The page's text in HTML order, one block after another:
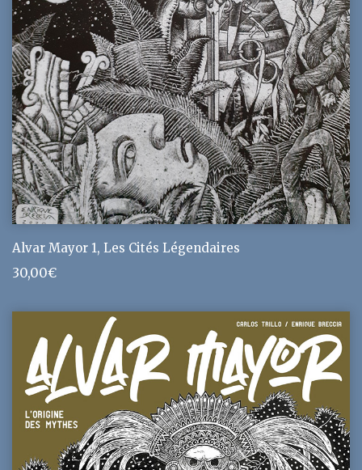
Alvar Mayor 1, Les Cités Légendaires
30,00€